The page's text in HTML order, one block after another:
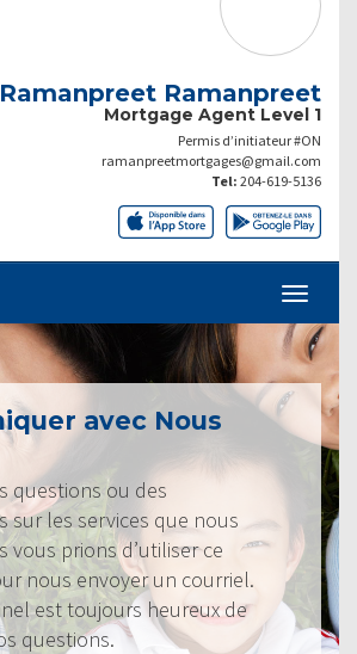
Ramanpreet Ramanpreet
Mortgage Agent Level 1
Permis d’initiateur #ON
ramanpreetmortgages@gmail.com
Tel: 204-619-5136
avec Nous
questions ou des
sur les services que nous
vous prions d’utiliser ce
nous envoyer un courriel.
est toujours heureux de
questions.